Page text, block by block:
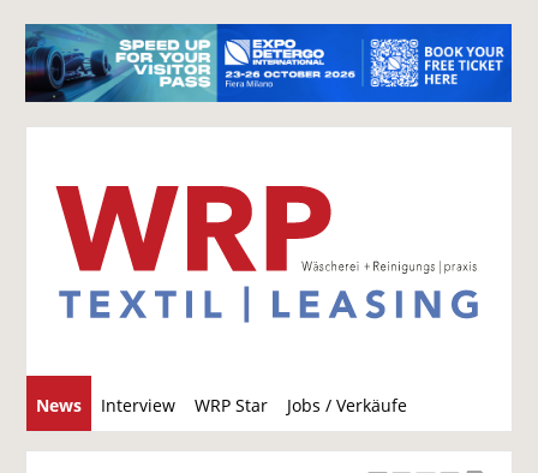
News Interview WRP Star Jobs / Verkäufe
u
c